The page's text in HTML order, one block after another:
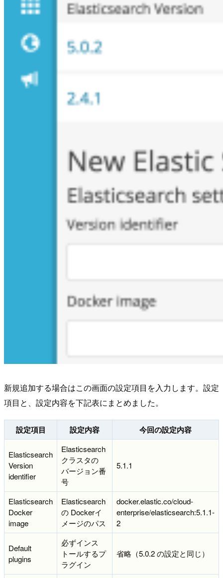
新規追加する場合はこの画面の設定項目を入力します。設定
項目と、設定内容を下記表にまとめました。
設定項目 設定内容 今回の設定内容
Elasticsearch
Version
identifier
Elasticsearch
クラスタの
バージョン番
号
5.1.1
Elasticsearch
Docker
image
Elasticsearch
の Dockerイ
メージのパス
docker.elastic.co/cloud-
enterprise/elasticsearch:5.1.1-
2
Default
plugins
必ずインス
トールするプ
ラグイン
省略（5.0.2 の設定と同じ）